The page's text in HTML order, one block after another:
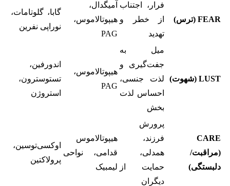
FEAR (ترس)
فرار، اجتناب
از خطر و
تهدید
آمیگدال،
هیپوتالاموس،
PAG
گابا، گلوتامات،
نوراپی نفرین
LUST (شهوت)
میل به
جفت‌گیری و
لذت جنسی،
احساس لذت
بخش
هیپوتالاموس،
PAG
اندورفین،
تستوسترون،
استروژن
CARE
(مراقبت/
دلبستگی)
پرورش
فرزند،
همدلی،
حمایت از
دیگران
هیپوتالاموس
قدامی، نواحی
لیمبیک
اوکسی‌توسین،
پرولاکتین